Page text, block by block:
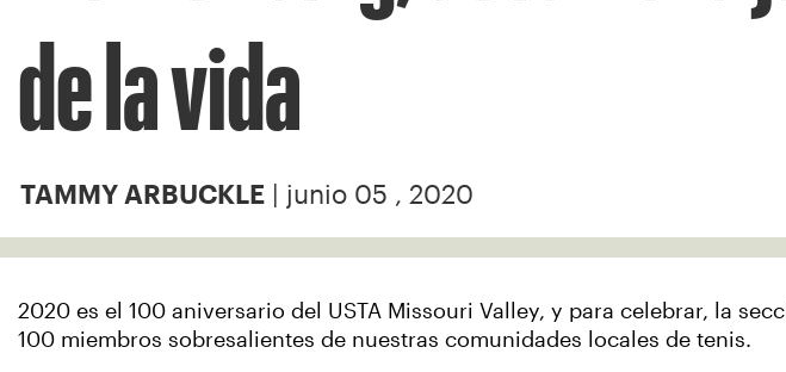
de la vida
TAMMY ARBUCKLE | junio 05 , 2020
2020 es el 100 aniversario del USTA Missouri Valley, y para celebrar, la
100 miembros sobresalientes de nuestras comunidades locales de tenis.